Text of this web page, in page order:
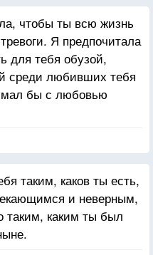
чтобы ты всю жизнь
Я предпочитала
для тебя обузой,
среди любивших тебя
бы с любовью
таким, каков ты есть,
и неверным,
таким, каким ты был